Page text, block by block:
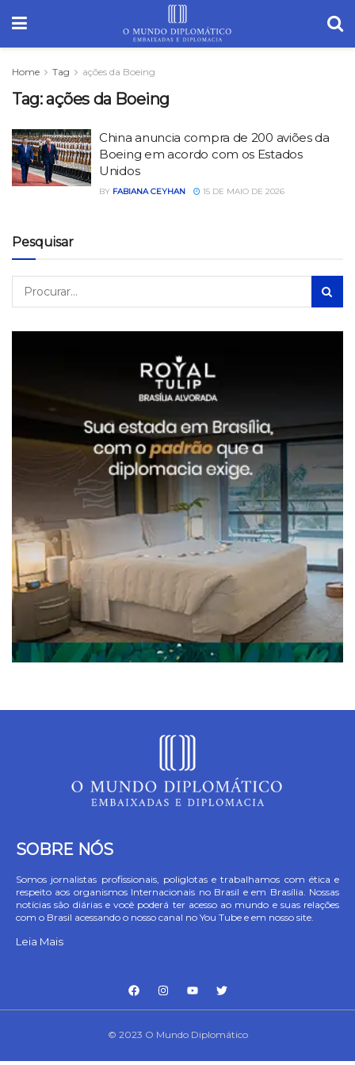
Home Tag ações da Boeing
Tag:ações da Boeing
China anuncia compra de 200 aviões da
Boeing em acordo com os Estados
Unidos
BY FABIANA CEYHAN 15 DE MAIO DE 2026
Pesquisar
SOBRE NÓS
Somos jornalistas profissionais, poliglotas e trabalhamos com ética e
respeito aos organismos Internacionais no Brasil e em Brasília. Nossas
notícias são diárias e você poderá ter acesso ao mundo e suas relações
com o Brasil acessando o nosso canal no You Tube e em nosso site.
Leia Mais
© 2023 O Mundo Diplomático